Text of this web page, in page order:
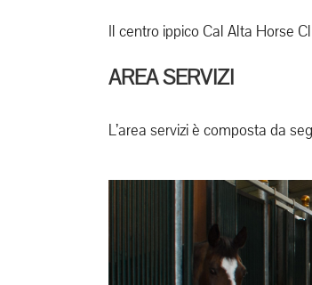
Il centro ippico Cal Alta Horse
AREA SERVIZI
L’area servizi è composta da